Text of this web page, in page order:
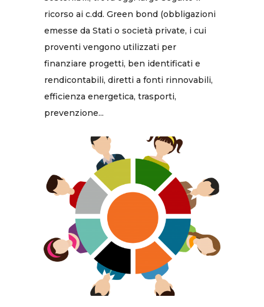
ricorso ai c.dd. Green bond (obbligazioni
emesse da Stati o società private, i cui
proventi vengono utilizzati per
finanziare progetti, ben identificati e
rendicontabili, diretti a fonti rinnovabili,
efficienza energetica, trasporti,
prevenzione...